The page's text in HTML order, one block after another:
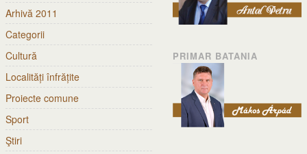
Arhivă 2011
Categorii
Cultură
Localități înfrățite
Proiecte comune
Sport
Ştiri
PRIMAR BATANIA